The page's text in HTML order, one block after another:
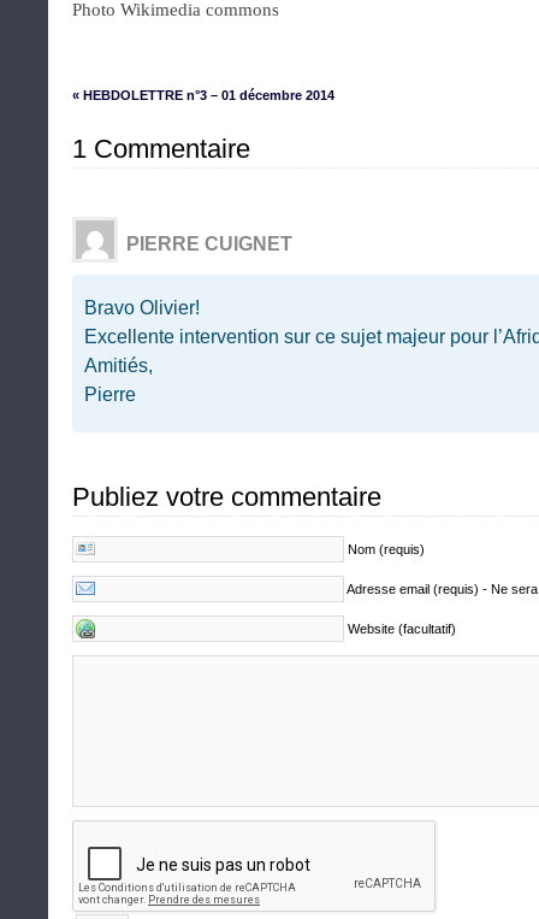
Photo Wikimedia commons
« HEBDOLETTRE n°3 – 01 décembre 2014
1 Commentaire
PIERRE CUIGNET
Bravo Olivier!
Excellente intervention sur ce sujet majeur pour
Amitiés,
Pierre
Publiez votre commentaire
Nom (requis)
Adresse email (requis) - Ne
Website (facultatif)